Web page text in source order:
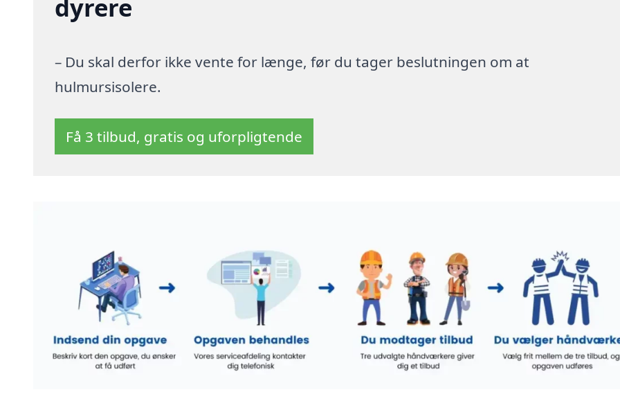
dyrere
– Du skal derfor ikke vente for længe, før du tager beslutningen om at
hulmursisolere.
Få 3 tilbud, gratis og uforpligtende